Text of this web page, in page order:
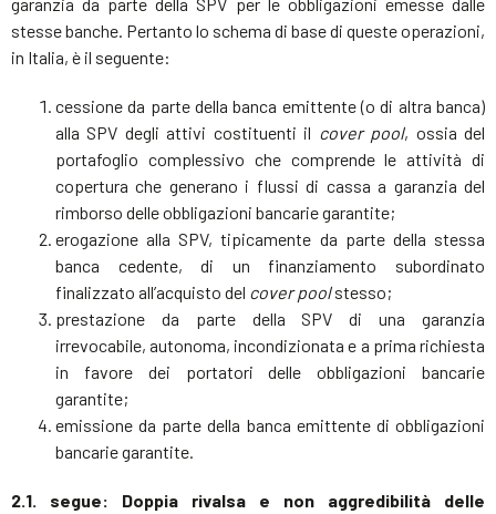
stesse banche. Pertanto lo schema di base di queste operazioni,
in Italia, è il seguente:
cessione da parte della banca emittente (o di altra banca)
alla SPV degli attivi costituenti il cover pool, ossia del
portafoglio complessivo che comprende le attività di
copertura che generano i flussi di cassa a garanzia del
rimborso delle obbligazioni bancarie garantite;
erogazione alla SPV, tipicamente da parte della stessa
banca cedente, di un finanziamento subordinato
finalizzato all’acquisto del cover poolstesso;
prestazione da parte della SPV di una garanzia
irrevocabile, autonoma, incondizionata e a prima richiesta
in favore dei portatori delle obbligazioni bancarie
garantite;
emissione da parte della banca emittente di obbligazioni
bancarie garantite.
2.1. segue: Doppia rivalsa e non aggredibilità delle